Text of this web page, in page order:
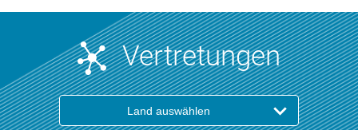
Vertretungen
Land auswählen